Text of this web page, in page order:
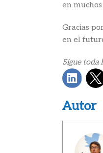
en
Gracias
en el
Sigue toda
Autor